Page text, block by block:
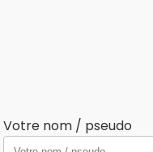
Votre nom / pseudo